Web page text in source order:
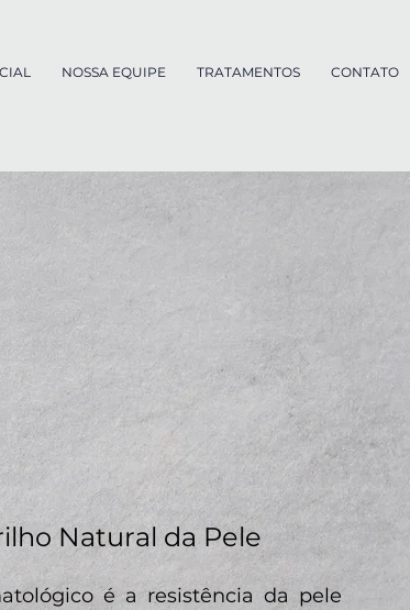
NOSSA EQUIPE TRATAMENTOS CONTATO
Natural da Pele
é a resistência da pele